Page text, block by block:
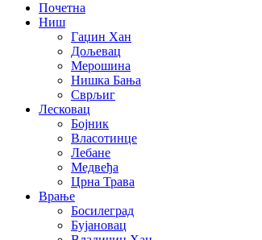
Почетна
Ниш
Гаџин Хан
Дољевац
Мерошина
Нишка Бања
Сврљиг
Лесковац
Бојник
Власотинце
Лебане
Медвеђа
Црна Трава
Врање
Босилеград
Бујановац